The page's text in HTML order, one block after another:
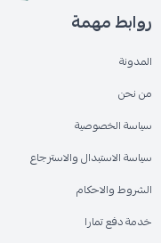
روابط مهمة
المدونة
من نحن
سياسة الخصوصية
سياسة الاستبدال والاسترجاع
الشروط والاحكام
خدمة دفع تمارا